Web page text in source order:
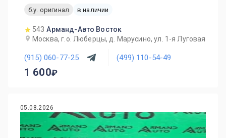
б.у. оригинал
в наличии
543 Арманд-Авто Восток
Москва, г.о. Люберцы, д. Марусино, ул. 1-я Луговая
(915) 060-77-25 (499) 110-54-49
1 600
05.08.2026